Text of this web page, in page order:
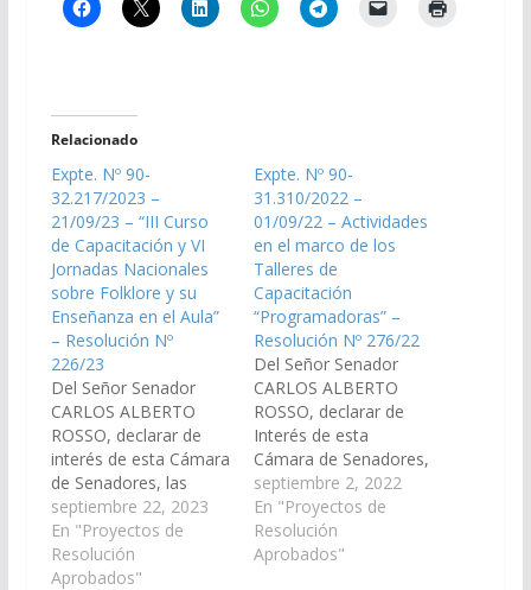
Relacionado
Expte. Nº 90-
32.217/2023 –
21/09/23 – “III Curso
de Capacitación y VI
Jornadas Nacionales
sobre Folklore y su
Enseñanza en el Aula”
– Resolución Nº
226/23
Del Señor Senador
CARLOS ALBERTO
ROSSO, declarar de
interés de esta Cámara
de Senadores, las
actividades, en el
marco del "III Curso de
Capacitación y VI
Jornadas Nacionales
septiembre 22, 2023
En "Proyectos de
Resolución
Aprobados"
Expte. Nº 90-
31.310/2022 –
01/09/22 – Actividades
en el marco de los
Talleres de
Capacitación
“Programadoras” –
Resolución Nº 276/22
Del Señor Senador
CARLOS ALBERTO
ROSSO, declarar de
Interés de esta
Cámara de Senadores,
las actividades que se
realizaran en el marco
de los Talleres de
Capacitación
septiembre 2, 2022
En "Proyectos de
Resolución
Aprobados"